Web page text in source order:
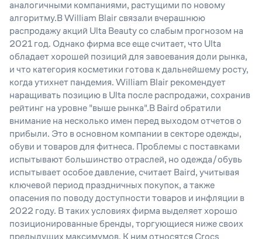
аналогичными компаниями, растущими по новому
алгоритму.В William Blair связали вчерашнюю
распродажу акций Ulta Beauty со слабым прогнозом на
2021 год. Однако фирма все еще считает, что Ulta
обладает хорошей позиций для завоевания доли рынка,
и что категория косметики готова к дальнейшему росту,
когда утихнет пандемия. William Blair рекомендует
наращивать позицию в Ulta после распродажи, сохранив
рейтинг на уровне "выше рынка".В Baird обратили
внимание на несколько имен перед выходом отчетов о
прибыли. Это в основном компании в секторе одежды,
обуви и товаров для фитнеса. Проблемы с поставками
испытывают большинство отраслей, но одежда/обувь
испытывает особое давление, считает Baird, учитывая
ключевой период праздничных покупок, а также
опасения по поводу доступности товаров и инфляции в
2022 году. В таких условиях фирма выделяет хорошо
позиционированные бренды, торгующиеся ниже своих
предыдущих максимумов. К ним относятся Crocs